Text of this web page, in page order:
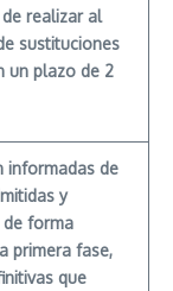
realizar al
sustituciones
un plazo de 2
informadas de
y
de forma
primera fase,
que